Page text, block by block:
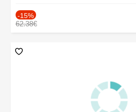
-15%
62.38€